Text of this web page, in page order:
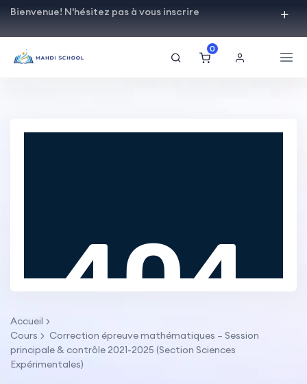
Bienvenue! N'hésitez pas à vous inscrire
0
Accueil
Cours
Correction épreuve mathématiques – Session
principale & contrôle 2021-2025 (Section Sciences
Expérimentales)